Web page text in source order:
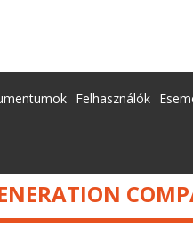
Felhasználók